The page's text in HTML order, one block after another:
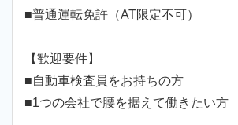
■普通運転免許（AT限定不可）
【歓迎要件】
■自動車検査員をお持ちの方
■1つの会社で腰を据えて働きたい方